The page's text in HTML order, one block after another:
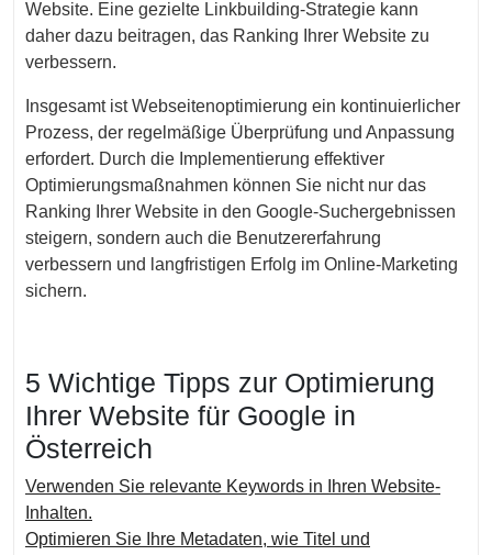
Website. Eine gezielte Linkbuilding-Strategie kann
daher dazu beitragen, das Ranking Ihrer Website zu
verbessern.
Insgesamt ist Webseitenoptimierung ein kontinuierlicher
Prozess, der regelmäßige Überprüfung und Anpassung
erfordert. Durch die Implementierung effektiver
Optimierungsmaßnahmen können Sie nicht nur das
Ranking Ihrer Website in den Google-Suchergebnissen
steigern, sondern auch die Benutzererfahrung
verbessern und langfristigen Erfolg im Online-Marketing
sichern.
5 Wichtige Tipps zur Optimierung
Ihrer Website für Google in
Österreich
Verwenden Sie relevante Keywords in Ihren Website-
Inhalten.
Optimieren Sie Ihre Metadaten, wie Titel und